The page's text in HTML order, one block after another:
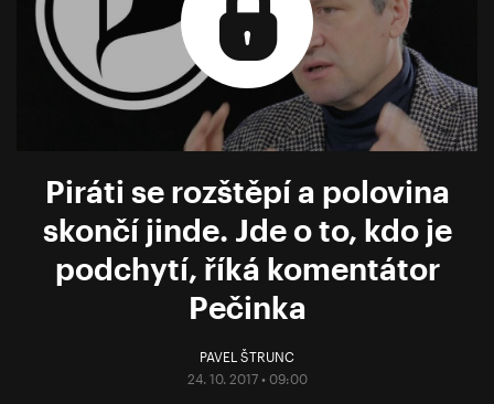
Piráti se rozštěpí a polovina
skončí jinde. Jde o to, kdo je
podchytí, říká komentátor
Pečinka
PAVEL ŠTRUNC
24. 10. 2017 • 09:00